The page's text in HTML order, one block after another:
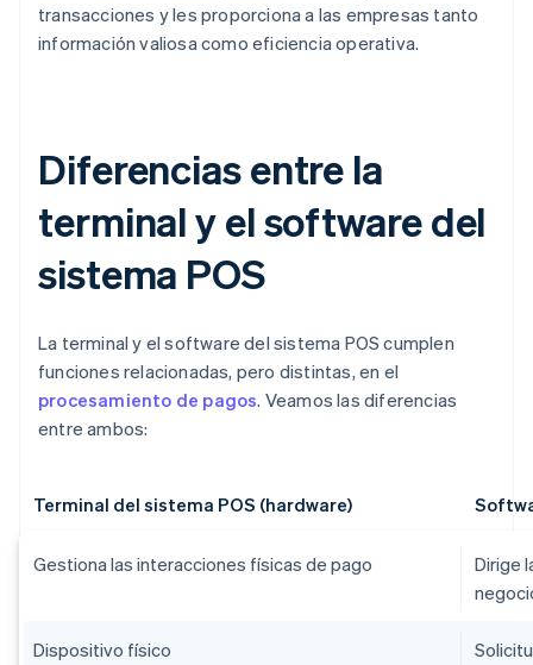
transacciones y les proporciona a las empresas tanto
información valiosa como eficiencia operativa.
Diferencias entre la
terminal y el software del
sistema POS
La terminal y el software del sistema POS cumplen
funciones relacionadas, pero distintas, en el
procesamiento de pagos. Veamos las diferencias
entre ambos:
Terminal del sistema POS (hardware)
Gestiona las interacciones físicas de pago
Dirige
Dispositivo físico